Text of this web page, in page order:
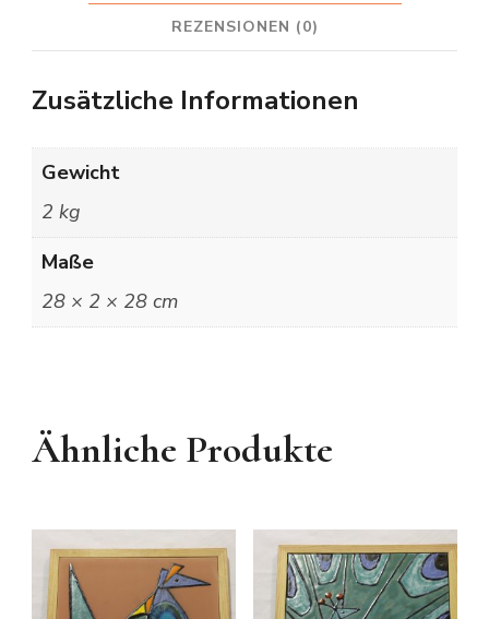
REZENSIONEN (0)
Zusätzliche Informationen
Gewicht
2 kg
Maße
28 × 2 × 28 cm
Ähnliche Produkte